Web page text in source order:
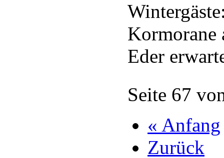
Kormorane
Eder
Seite 67
« Anfang
Zurück